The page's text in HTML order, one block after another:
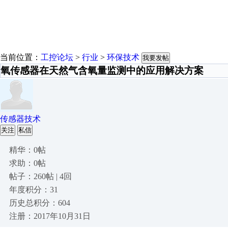
当前位置： 工控论坛 > 行业 > 环保技术 我要发帖
氧传感器在天然气含氧量监测中的应用解决方案
传感器技术
关注 私信
精华：0帖
求助：0帖
帖子：260帖 | 4回
年度积分：31
历史总积分：604
注册：2017年10月31日